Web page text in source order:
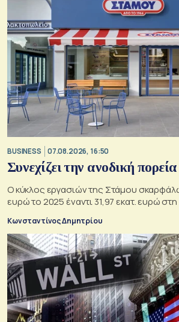
BUSINESS 07.08.2026, 16:50
Συνεχίζει την ανοδική
Ο κύκλος εργασιών της Στάμου
ευρώ το 2025 έναντι 31,97 εκατ. ευρώ
Κωνσταντίνος Δημητρίου